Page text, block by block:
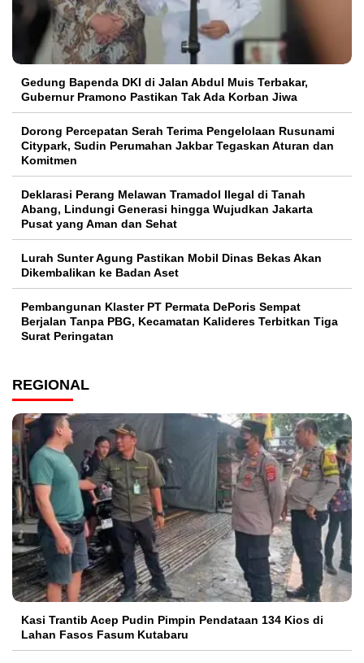
Gedung Bapenda DKI di Jalan Abdul Muis Terbakar,
Gubernur Pramono Pastikan Tak Ada Korban Jiwa
Dorong Percepatan Serah Terima Pengelolaan Rusunami
Citypark, Sudin Perumahan Jakbar Tegaskan Aturan dan
Komitmen
Deklarasi Perang Melawan Tramadol Ilegal di Tanah
Abang, Lindungi Generasi hingga Wujudkan Jakarta
Pusat yang Aman dan Sehat
Lurah Sunter Agung Pastikan Mobil Dinas Bekas Akan
Dikembalikan ke Badan Aset
Pembangunan Klaster PT Permata DePoris Sempat
Berjalan Tanpa PBG, Kecamatan Kalideres Terbitkan Tiga
Surat Peringatan
REGIONAL
Kasi Trantib Acep Pudin Pimpin Pendataan 134 Kios di
Lahan Fasos Fasum Kutabaru